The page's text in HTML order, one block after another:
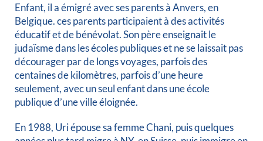
Enfant, il a émigré avec ses parents à Anvers, en
Belgique. ces parents participaient à des activités
éducatif et de bénévolat. Son père enseignait le
judaïsme dans les écoles publiques et ne se laissait pas
décourager par de longs voyages, parfois des
centaines de kilomètres, parfois d’une heure
seulement, avec un seul enfant dans une école
publique d’une ville éloignée.
En 1988, Uri épouse sa femme Chani, puis quelques